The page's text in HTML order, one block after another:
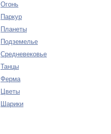
Огонь
Паркур
Планеты
Подземелье
Средневековье
Танцы
Ферма
Цветы
Шарики